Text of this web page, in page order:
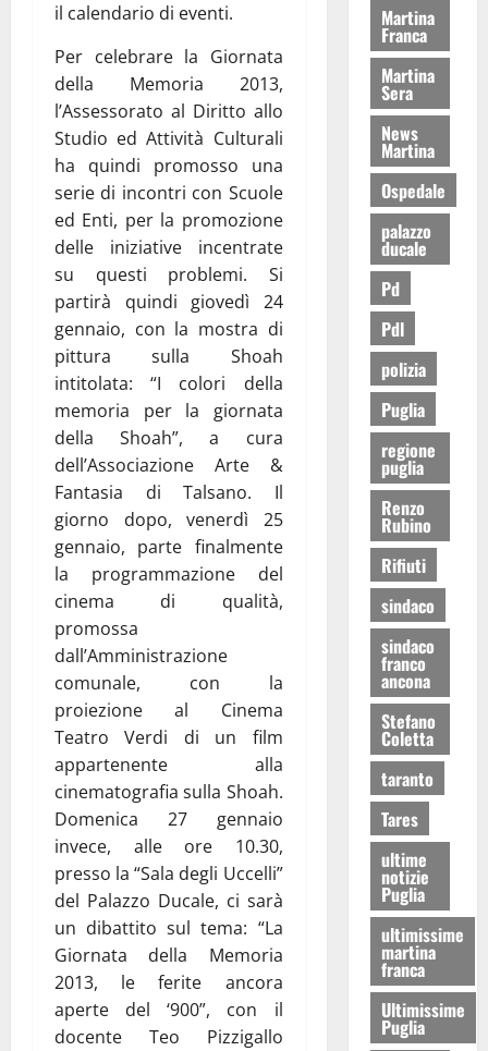
il calendario di eventi.
Per celebrare la Giornata
della Memoria 2013,
l’Assessorato al Diritto allo
Studio ed Attività Culturali
ha quindi promosso una
serie di incontri con Scuole
ed Enti, per la promozione
delle iniziative incentrate
su questi problemi. Si
partirà quindi giovedì 24
gennaio, con la mostra di
pittura sulla Shoah
intitolata: “I colori della
memoria per la giornata
della Shoah”, a cura
dell’Associazione Arte &
Fantasia di Talsano. Il
giorno dopo, venerdì 25
gennaio, parte finalmente
la programmazione del
cinema di qualità,
promossa
dall’Amministrazione
comunale, con la
proiezione al Cinema
Teatro Verdi di un film
appartenente alla
cinematografia sulla Shoah.
Domenica 27 gennaio
invece, alle ore 10.30,
presso la “Sala degli Uccelli”
del Palazzo Ducale, ci sarà
un dibattito sul tema: “La
Giornata della Memoria
2013, le ferite ancora
aperte del ‘900”, con il
docente Teo Pizzigallo
Martina
Franca
Martina
Sera
News
Martina
Ospedale
palazzo
ducale
Pd
Pdl
polizia
Puglia
regione
puglia
Renzo
Rubino
Rifiuti
sindaco
sindaco
franco
ancona
Stefano
Coletta
taranto
Tares
ultime
notizie
Puglia
ultimissime
martina
franca
Ultimissime
Puglia